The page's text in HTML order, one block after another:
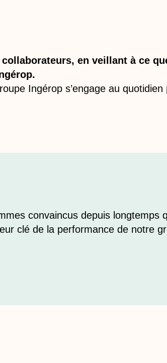
en veillant à ce
Ingérop s’engage au
convaincus depuis longtemps
clé de la performance de notre